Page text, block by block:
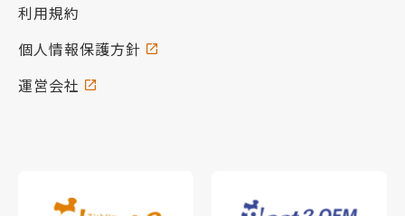
利用規約
個人情報保護方針
運営会社